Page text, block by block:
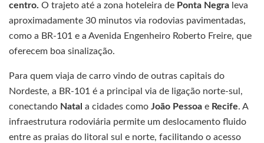
centro. O trajeto até a zona hoteleira de Ponta Negra leva
aproximadamente 30 minutos via rodovias pavimentadas,
como a BR-101 e a Avenida Engenheiro Roberto Freire, que
oferecem boa sinalização.
Para quem viaja de carro vindo de outras capitais do
Nordeste, a BR-101 é a principal via de ligação norte-sul,
conectando Natal a cidades como João Pessoa e Recife. A
infraestrutura rodoviária permite um deslocamento fluido
entre as praias do litoral sul e norte, facilitando o acesso